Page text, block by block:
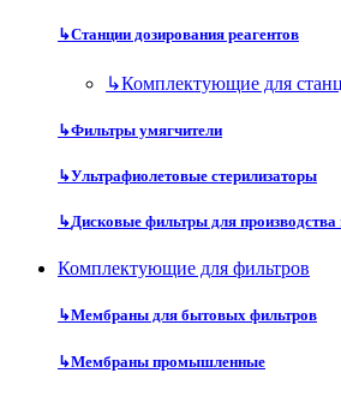
↳Станции дозирования реагентов
↳Комплектующие для
↳Фильтры умягчители
↳Ультрафиолетовые стерилизаторы
↳Дисковые фильтры для
Комплектующие для фильтров
↳Мембраны для бытовых фильтров
↳Мембраны промышленные